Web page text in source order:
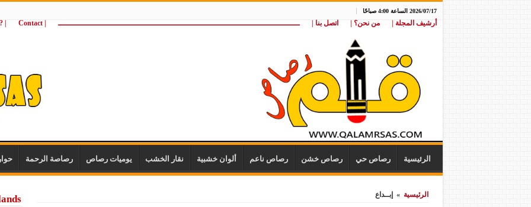
2026/07/17 الساعة 4:00 صباحًا
أرشيف المجلة | من نحن؟ | اتصل بنا | ــــــــــــــــــــــــــــــــــــــــــــــــــــــــــــــــــــــــــــــــــــــــــــــــــــــ | Contact
wij
الرئيسية رصاص حي رصاص خشن رصاص ناعم ألوان خشبية نقار الخشب يوميات رصاص رصاصة الرحمة
الرئيسية » إبــداع